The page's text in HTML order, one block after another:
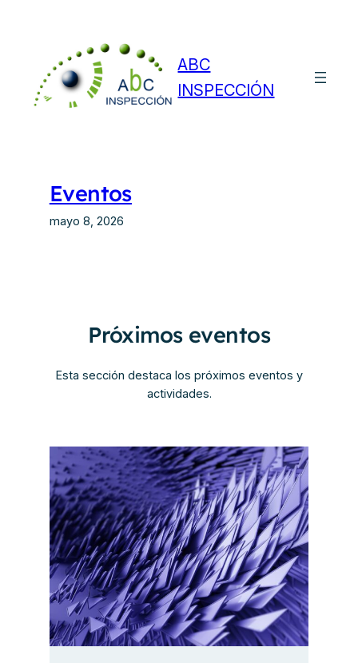
ABC
INSPECCIÓN
Eventos
mayo 8, 2026
Próximos eventos
Esta sección destaca los próximos eventos y
actividades.